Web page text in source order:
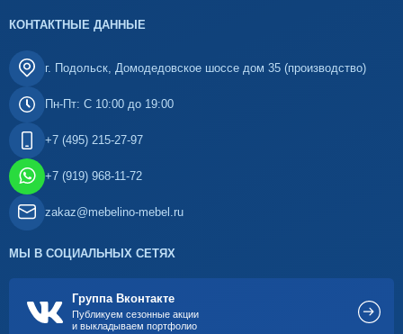
КОНТАКТНЫЕ ДАННЫЕ
г. Подольск, Домодедовское шоссе дом 35 (производство)
Пн-Пт: С 10:00 до 19:00
+7 (495) 215-27-97
+7 (919) 968-11-72
zakaz@mebelino-mebel.ru
МЫ В СОЦИАЛЬНЫХ СЕТЯХ
Группа Вконтакте
Публикуем сезонные акции
и выкладываем портфолио